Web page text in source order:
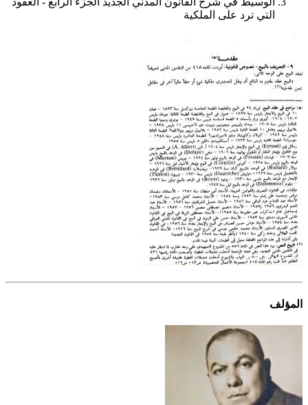
التي ترد على الملكية
المؤلف